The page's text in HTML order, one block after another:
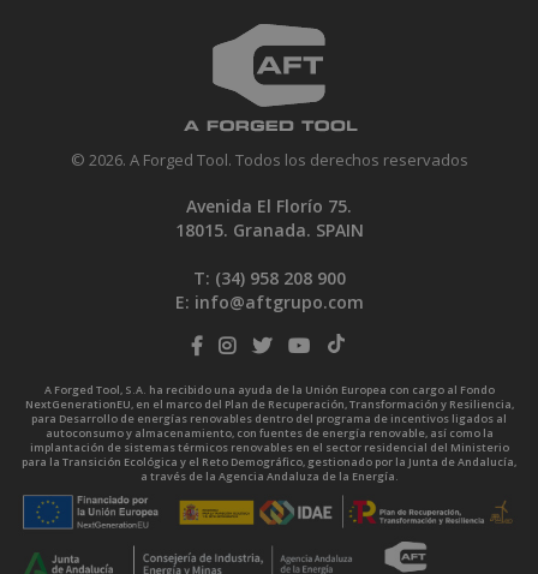
© 2026. A Forged Tool. Todos los derechos reservados
Avenida El Florío 75.
18015. Granada. SPAIN
T: (34) 958 208 900
E: info@aftgrupo.com
A Forged Tool, S.A. ha recibido una ayuda de la Unión Europea con cargo al Fondo
NextGenerationEU, en el marco del Plan de Recuperación, Transformación y Resiliencia,
para Desarrollo de energías renovables dentro del programa de incentivos ligados al
autoconsumo y almacenamiento, con fuentes de energía renovable, así como la
implantación de sistemas térmicos renovables en el sector residencial del Ministerio
para la Transición Ecológica y el Reto Demográfico, gestionado por la Junta de Andalucía,
a través de la Agencia Andaluza de la Energía.